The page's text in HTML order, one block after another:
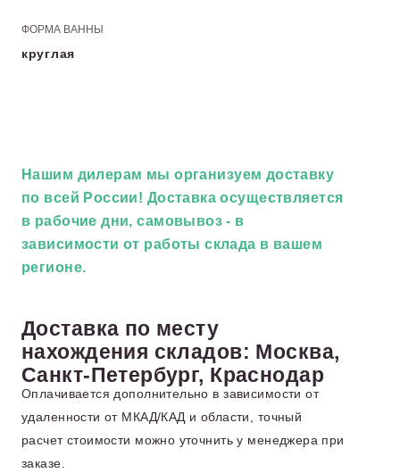
ФОРМА ВАННЫ
круглая
Нашим дилерам мы организуем доставку
по всей России! Доставка осуществляется
в рабочие дни, самовывоз - в
зависимости от работы склада в вашем
регионе.
Доставка по месту
нахождения складов: Москва,
Санкт-Петербург, Краснодар
Оплачивается дополнительно в зависимости от
удаленности от МКАД/КАД и области, точный
расчет стоимости можно уточнить у менеджера при
заказе.